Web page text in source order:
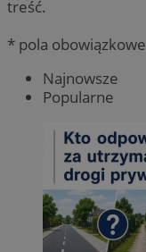
treść.
* pola obowiązkowe
Najnowsze
Popularne